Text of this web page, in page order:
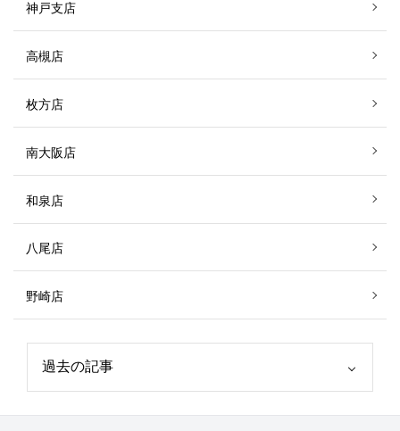
神戸支店
高槻店
枚方店
南大阪店
和泉店
八尾店
野崎店